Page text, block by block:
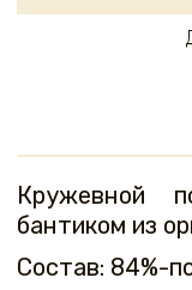
Кружевной
бантиком из
Состав: 84%-